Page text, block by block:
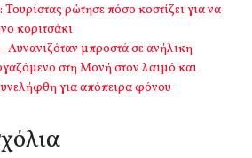
Τουρίστας ρώτησε πόσο κοστίζει για να
κοριτσάκι
μπροστά σε ανήλικη
στη Μονή στον λαιμό και
για απόπειρα φόνου